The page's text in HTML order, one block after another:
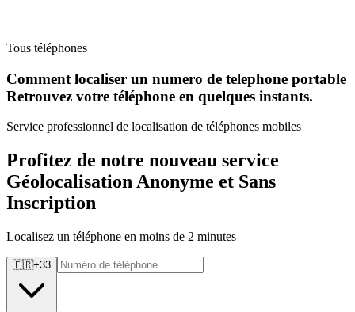
Tous téléphones
Comment localiser un numero de telephone portable
Retrouvez votre téléphone en quelques instants.
Service professionnel de localisation de téléphones mobiles
Profitez de notre nouveau service
Géolocalisation Anonyme et Sans
Inscription
Localisez un téléphone en moins de 2 minutes
🇫🇷+33